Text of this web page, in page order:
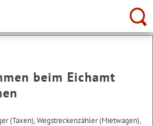
beim Eichamt
(Taxen), Wegstreckenzähler (Mietwagen),